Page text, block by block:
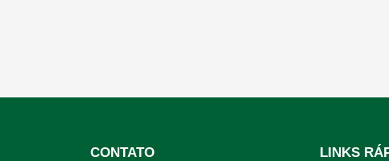
CONTATO LINKS